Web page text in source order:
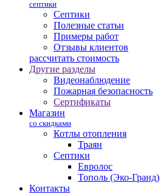
септики
Септики
Полезные статьи
Примеры работ
Отзывы клиентов
рассчитать стоимость
Другие разделы
Видеонаблюдение
Пожарная безопасность
Сертификаты
Магазин
со скидками
Котлы отопления
Траян
Септики
Евролос
Тополь (Эко-Гранд)
Контакты